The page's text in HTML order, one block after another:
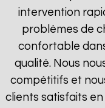
intervention
problèmes de
confortable
qualité. Nous
compétitifs et
clients satisfaits